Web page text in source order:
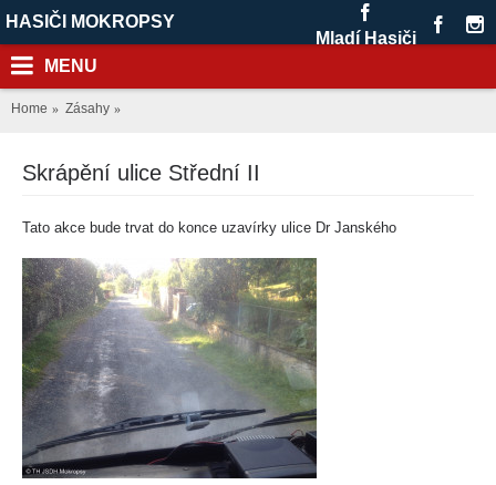
HASIČI MOKROPSY
Mladí Hasiči
MENU
Home Zásahy
Skrápění ulice Střední II
Tato akce bude trvat do konce uzavírky ulice Dr Janského